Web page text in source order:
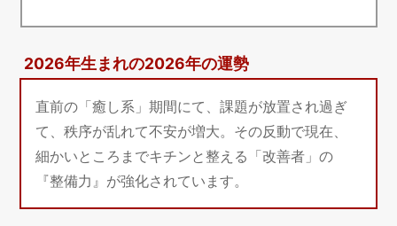
2026年生まれの2026年の運勢
直前の「癒し系」期間にて、課題が放置され過ぎ
て、秩序が乱れて不安が増大。その反動で現在、
細かいところまでキチンと整える「改善者」の
『整備力』が強化されています。